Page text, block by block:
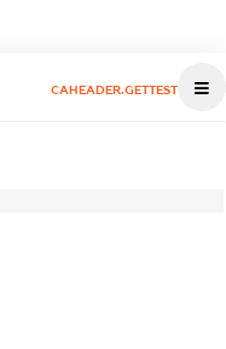
CAHEADER.GETTEST